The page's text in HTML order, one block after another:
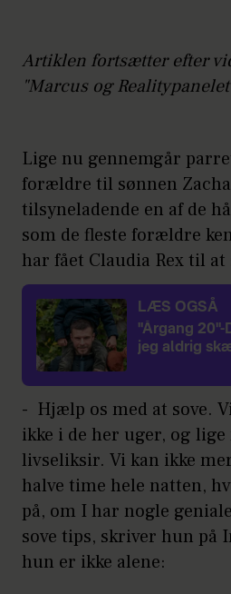
Artiklen fortsætter efter
"Marcus og
Lige nu gennemgår
forældre til sønnen
tilsyneladende en af de
som de fleste forældre
har fået Claudia Rex til
LÆS OGSÅ
"Årgang 20"-
jeg aldrig
- Hjælp os med at sove.
ikke i de her uger, og lige
livseliksir. Vi kan ikke
halve time hele natten,
på, om I har nogle
sove tips, skriver hun på
hun er ikke alene: